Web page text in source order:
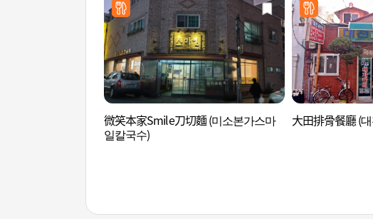
微笑本家Smile刀切麵 (미소본가스마
일칼국수)
大田排骨餐廳 (